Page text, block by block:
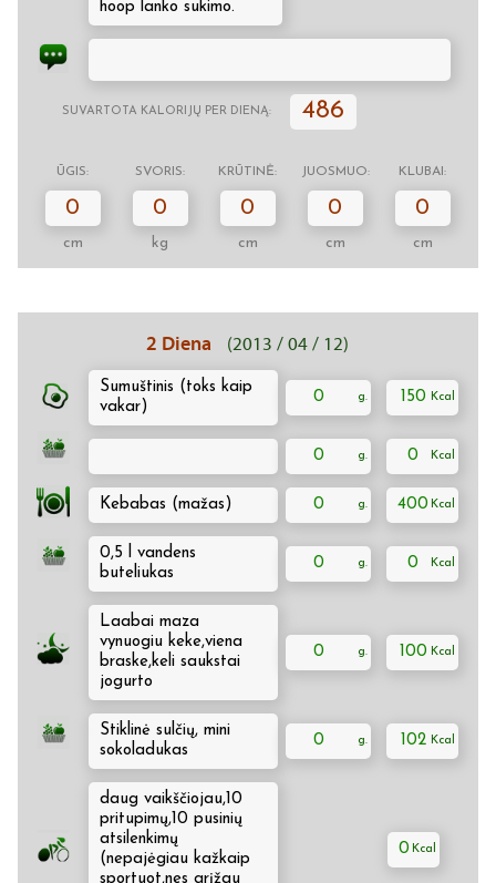
hoop lanko sukimo.
SUVARTOTA KALORIJŲ PER DIENĄ: 486
ŪGIS: SVORIS: KRŪTINĖ: JUOSMUO: KLUBAI:
0
cm
0
kg
0
cm
0
cm
0
cm
2 Diena (2013 / 04 / 12)
Sumuštinis (toks kaip
vakar)
0 150
0 0
Kebabas (mažas) 0 400
0,5 l vandens
buteliukas
0 0
Laabai maza
vynuogiu keke,viena
braske,keli saukstai
jogurto
0 100
Stiklinė sulčių, mini
sokoladukas
0 102
daug vaikščiojau,10
pritupimų,10 pusinių
atsilenkimų
(nepajėgiau kažkaip
sportuot,nes grįžau
0